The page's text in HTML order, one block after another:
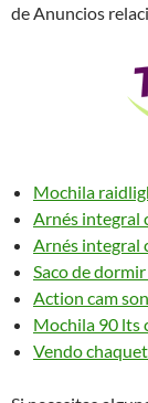
de Anuncios
Mochila
Arnés integral
Arnés integral
Saco de
Action cam
Mochila 90 lts
Vendo